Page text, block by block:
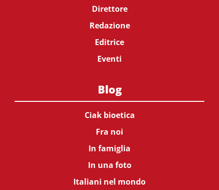
Direttore
Redazione
Editrice
Eventi
Blog
Ciak bioetica
Fra noi
In famiglia
In una foto
Italiani nel mondo